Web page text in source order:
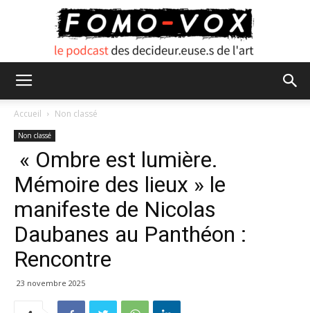
Accueil Non classé
Non classé
« Ombre est lumière.
Mémoire des lieux » le
manifeste de Nicolas
Daubanes au Panthéon :
Rencontre
23 novembre 2025